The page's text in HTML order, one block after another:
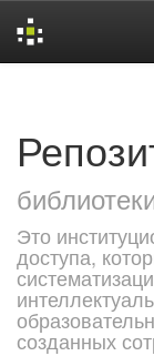
Это
доступа,
созданных